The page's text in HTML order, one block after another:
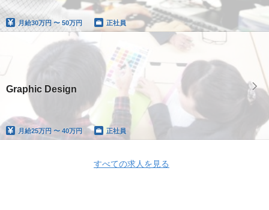
月給30万円 〜 50万円 正社員
Graphic Design
月給25万円 〜 40万円 正社員
すべての求人を見る